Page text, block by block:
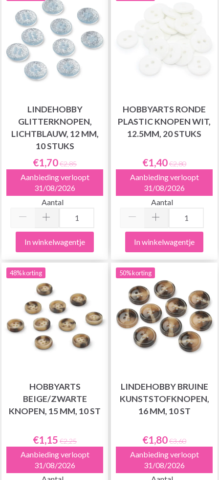
LINDEHOBBY
GLITTERKNOPEN,
LICHTBLAUW, 12 MM,
10 STUKS
€1,70€2,85
Aanbieding verloopt
31/08/2026
Aantal
In winkelwagentje
HOBBYARTS RONDE
PLASTIC KNOPEN WIT,
12.5MM, 20 STUKS
€1,40€2,80
Aanbieding verloopt
31/08/2026
Aantal
In winkelwagentje
48% korting
HOBBYARTS
BEIGE/ZWARTE
KNOPEN, 15 MM, 10 ST
€1,15 €2,25
Aanbieding verloopt
31/08/2026
50% korting
LINDEHOBBY BRUINE
KUNSTSTOFKNOPEN,
16 MM, 10 ST
€1,80€3,60
Aanbieding verloopt
31/08/2026